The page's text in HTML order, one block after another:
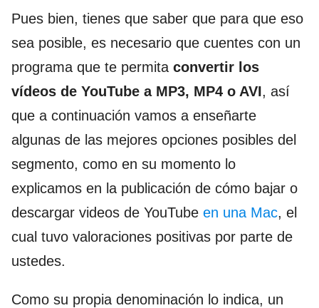
Pues bien, tienes que saber que para que eso
sea posible, es necesario que cuentes con un
programa que te permita convertir los
vídeos de YouTube a MP3, MP4 o AVI, así
que a continuación vamos a enseñarte
algunas de las mejores opciones posibles del
segmento, como en su momento lo
explicamos en la publicación de cómo bajar o
descargar videos de YouTube en una Mac, el
cual tuvo valoraciones positivas por parte de
ustedes.
Como su propia denominación lo indica, un